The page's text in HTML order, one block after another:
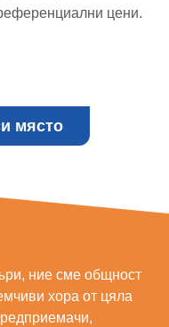
цени.
място
ние сме общност
хора от цяла